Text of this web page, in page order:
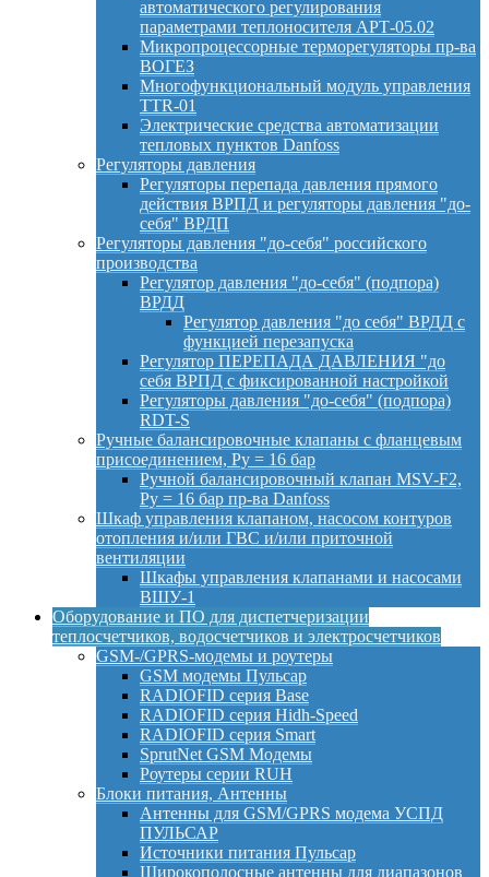
автоматического регулирования
параметрами теплоносителя АРТ-05.02
Микропроцессорные терморегуляторы пр-ва
ВОГЕЗ
Многофункциональный модуль управления
TTR-01
Электрические средства автоматизации
тепловых пунктов Danfoss
Регуляторы давления
Регуляторы перепада давления прямого
действия ВРПД и регуляторы давления "до-
себя" ВРДП
Регуляторы давления "до-себя" российского
производства
Регулятор давления "до-себя" (подпора)
ВРДД
Регулятор давления "до себя" ВРДД с
функцией перезапуска
Регулятор ПЕРЕПАДА ДАВЛЕНИЯ "до
себя ВРПД с фиксированной настройкой
Регуляторы давления "до-себя" (подпора)
RDT-S
Ручные балансировочные клапаны с фланцевым
присоединением, Py = 16 бар
Ручной балансировочный клапан MSV-F2,
Py = 16 бар пр-ва Danfoss
Шкаф управления клапаном, насосом контуров
отопления и/или ГВС и/или приточной
вентиляции
Шкафы управления клапанами и насосами
ВШУ-1
Оборудование и ПО для диспетчеризации
теплосчетчиков, водосчетчиков и электросчетчиков
GSM-/GPRS-модемы и роутеры
GSM модемы Пульсар
RADIOFID серия Base
RADIOFID серия Hidh-Speed
RADIOFID серия Smart
SprutNet GSM Модемы
Роутеры серии RUH
Блоки питания, Антенны
Антенны для GSM/GPRS модема УСПД
ПУЛЬСАР
Источники питания Пульсар
Широкополосные антенны для диапазонов